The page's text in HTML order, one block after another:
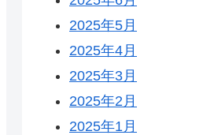
2025年5月
2025年4月
2025年3月
2025年2月
2025年1月